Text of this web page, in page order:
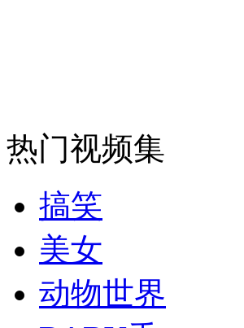
热门视频集
搞笑
美女
动物世界